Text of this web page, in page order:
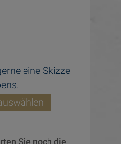
eine Skizze
Sie noch die